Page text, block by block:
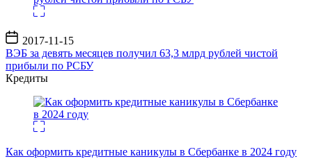
Дата
записи
2017-11-15
ВЭБ за девять месяцев получил 63,3 млрд рублей чистой
прибыли по РСБУ
Кредиты
Как оформить кредитные каникулы в Сбербанке в 2024 году